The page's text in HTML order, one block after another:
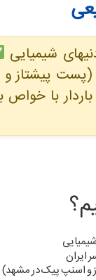
شیمیایی
(پست
با خواص
ایران
و اسنپ پیک در مشهد)